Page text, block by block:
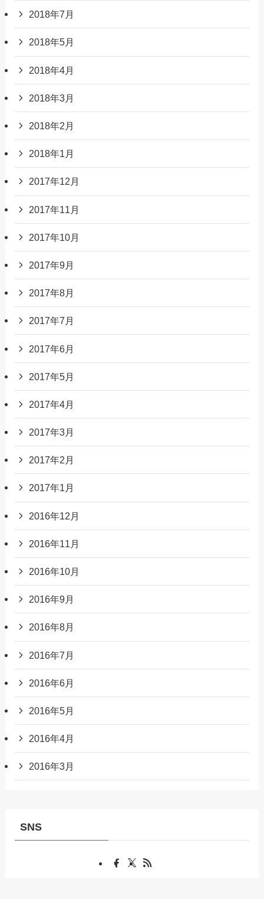
2018年7月
2018年5月
2018年4月
2018年3月
2018年2月
2018年1月
2017年12月
2017年11月
2017年10月
2017年9月
2017年8月
2017年7月
2017年6月
2017年5月
2017年4月
2017年3月
2017年2月
2017年1月
2016年12月
2016年11月
2016年10月
2016年9月
2016年8月
2016年7月
2016年6月
2016年5月
2016年4月
2016年3月
SNS